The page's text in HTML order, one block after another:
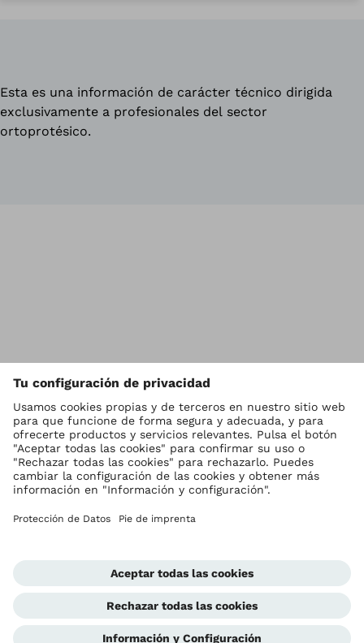
Esta es una información de carácter técnico dirigida
exclusivamente a profesionales del sector
ortoprotésico.
Ottobock en todo el mundo
Configuración de cookies
Política de privacidad
Condiciones de uso